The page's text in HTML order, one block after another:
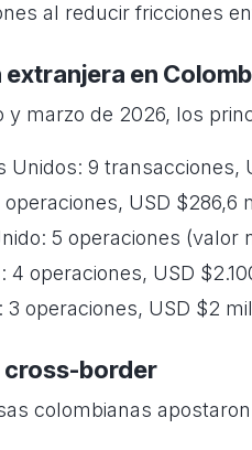
al reducir fricciones
extranjera en
y marzo de 2026, los
Unidos: 9 transacciones,
operaciones, USD $286,6
5 operaciones (valor
4 operaciones, USD
3 operaciones, USD $2
cross-border
colombianas